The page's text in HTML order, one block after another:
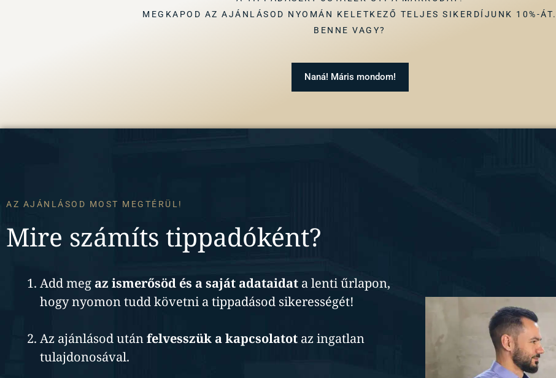
MEGKAPOD AZ AJÁNLÁSOD NYOMÁN KELETKEZŐ TELJES SIKERDÍJUNK 10%-ÁT.
BENNE VAGY?
Naná! Máris mondom!
AZ AJÁNLÁSOD MOST MEGTÉRÜL!
Mire számíts tippadóként?
Add meg az ismerősöd és a saját adataidat a lenti űrlapon,
hogy nyomon tudd követni a tippadásod sikerességét!
Az ajánlásod utánfelvesszük a kapcsolatot az ingatlan
tulajdonosával.